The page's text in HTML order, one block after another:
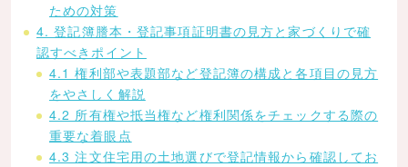
ための対策
4. 登記簿謄本・登記事項証明書の見方と家づくりで確
認すべきポイント
4.1 権利部や表題部など登記簿の構成と各項目の見方
をやさしく解説
4.2 所有権や抵当権など権利関係をチェックする際の
重要な着眼点
4.3 注文住宅用の土地選びで登記情報から確認してお